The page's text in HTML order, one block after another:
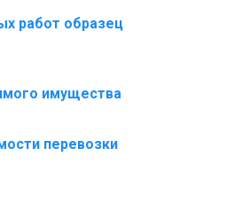
работ образец
имущества
перевозки